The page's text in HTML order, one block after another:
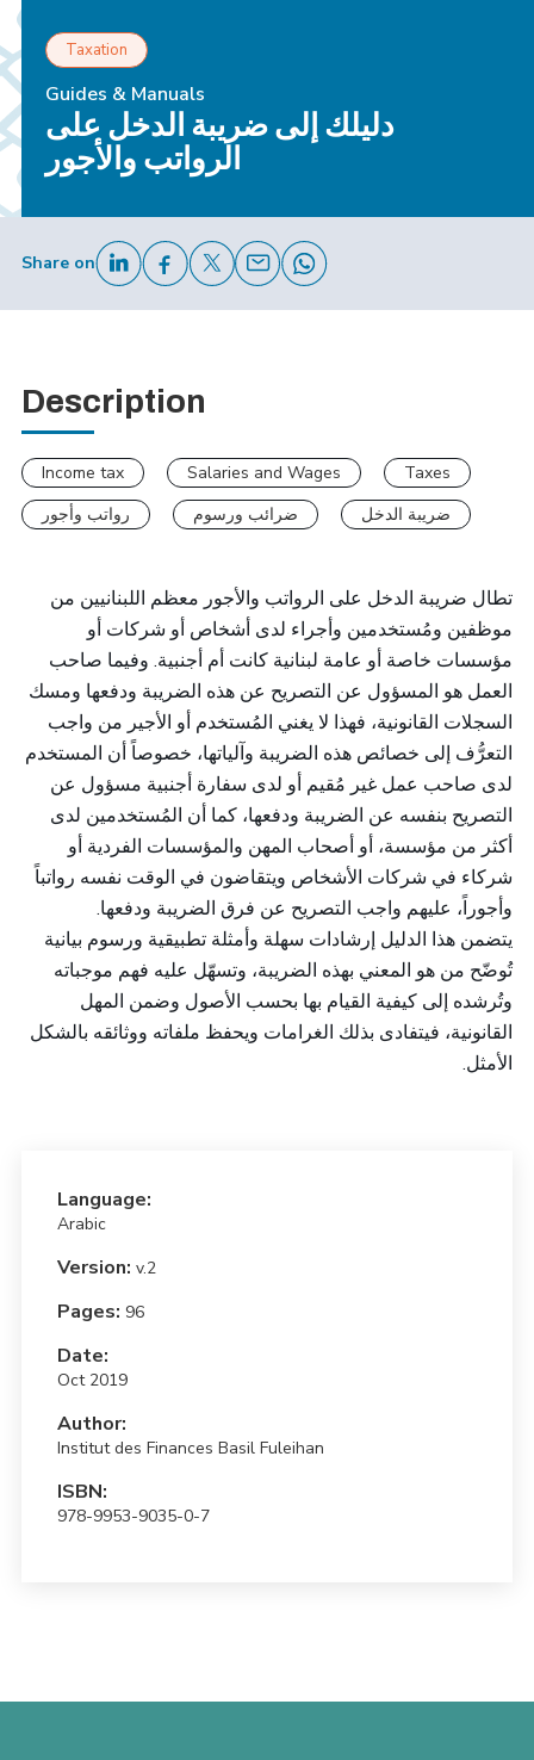
Taxation
Guides & Manuals
دليلك إلى ضريبة الدخل على
الرواتب والأجور
Share on
Description
Income tax Salaries and Wages
Taxes
رواتب وأجور
ضرائب ورسوم ضريبة الدخل
تطال ضريبة الدخل على الرواتب والأجور معظم اللبنانيين من
موظفين ومُستخدمين وأجراء لدى أشخاص أو شركات أو
مؤسسات خاصة أو عامة لبنانية كانت أم أجنبية. وفيما صاحب
العمل هو المسؤول عن التصريح عن هذه الضريبة ودفعها ومسك
السجلات القانونية، فهذا لا يغني المُستخدم أو الأجير من واجب
التعرُّف إلى خصائص هذه الضريبة وآلياتها، خصوصاً أن المستخدم
لدى صاحب عمل غير مُقيم أو لدى سفارة أجنبية مسؤول عن
التصريح بنفسه عن الضريبة ودفعها، كما أن المُستخدمين لدى
أكثر من مؤسسة، أو أصحاب المهن والمؤسسات الفردية أو
شركاء في شركات الأشخاص ويتقاضون في الوقت نفسه رواتباً
وأجوراً، عليهم واجب التصريح عن فرق الضريبة ودفعها.
يتضمن هذا الدليل إرشادات سهلة وأمثلة تطبيقية ورسوم بيانية
تُوضّح من هو المعني بهذه الضريبة، وتسهّل عليه فهم موجباته
وتُرشده إلى كيفية القيام بها بحسب الأصول وضمن المهل
القانونية، فيتفادى بذلك الغرامات ويحفظ ملفاته ووثائقه بالشكل
الأمثل.
Language:
Arabic
Version: v.2
Pages: 96
Date:
Oct 2019
Author:
Institut des Finances Basil Fuleihan
ISBN:
978-9953-9035-0-7